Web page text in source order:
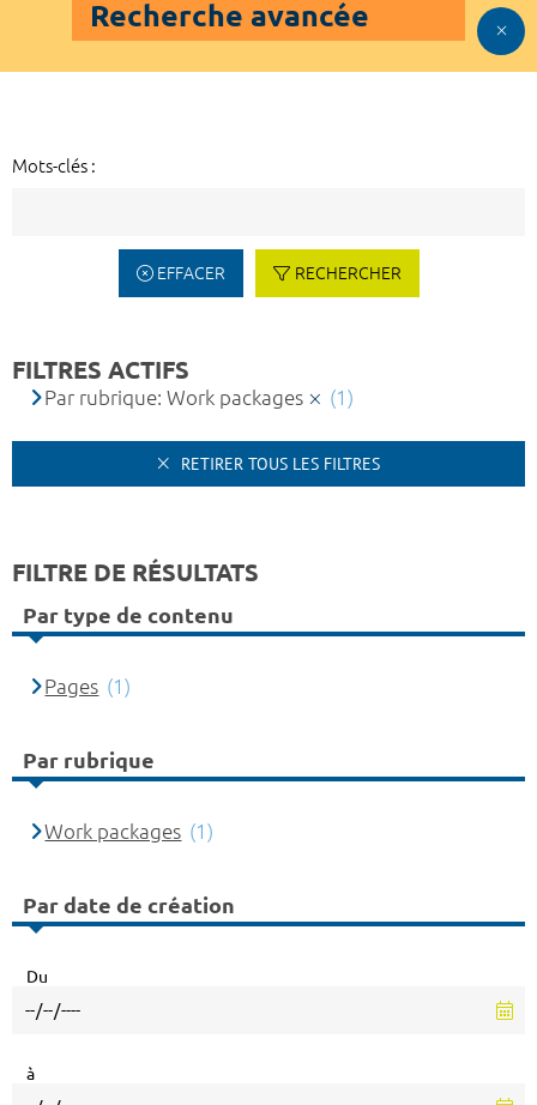
Recherche avancée
Mots-clés :
EFFACER RECHERCHER
FILTRES ACTIFS
Par rubrique: Work packages (1)
RETIRER TOUS LES FILTRES
FILTRE DE RÉSULTATS
Par type de contenu
Pages (1)
Par rubrique
Work packages (1)
Par date de création
Du
à